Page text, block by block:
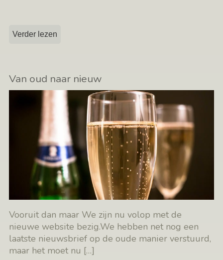
Verder lezen
Van oud naar nieuw
Vooruit dan maar We zijn nu volop met de
nieuwe website bezig.We hebben net nog een
laatste nieuwsbrief op de oude manier verstuurd,
maar het moet nu […]